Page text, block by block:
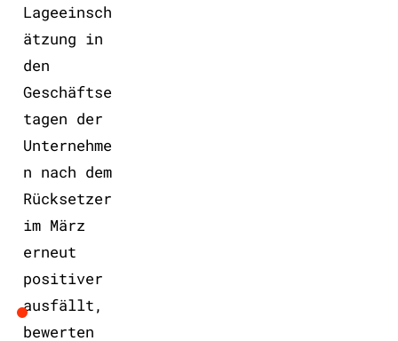
Lageeinsch
ätzung in
den
Geschäftse
tagen der
Unternehme
n nach dem
Rücksetzer
im März
erneut
positiver
ausfällt,
bewerten